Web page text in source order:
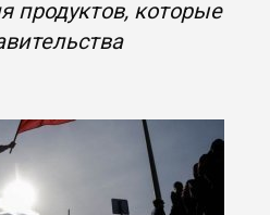
продуктов, которые